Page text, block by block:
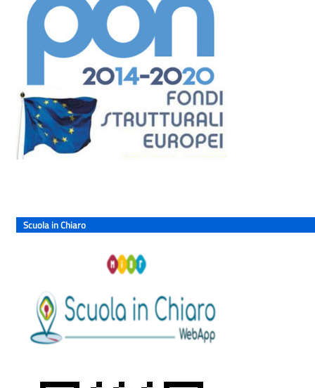
Scuola in Chiaro